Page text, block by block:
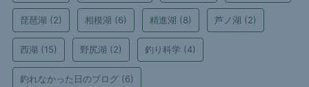
琵琶湖 (2) 相模湖 (6) 精進湖 (8) 芦ノ湖 (2)
西湖 (15) 野尻湖 (2) 釣り科学 (4)
釣れなかった日のブログ (6)